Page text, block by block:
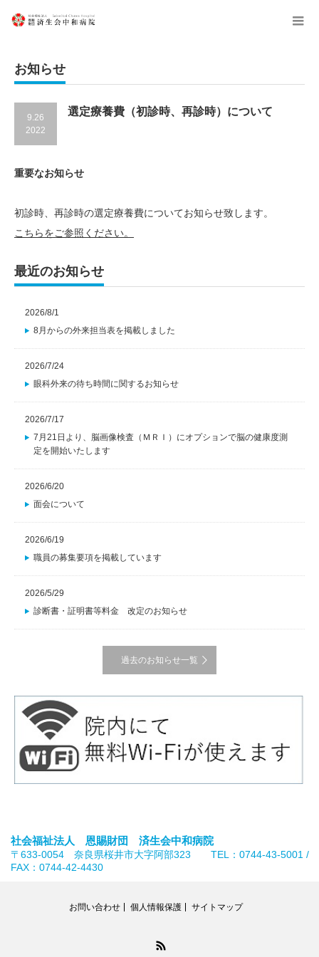
menu
お知らせ
9.26
2022
選定療養費（初診時、再診時）について
重要なお知らせ
初診時、再診時の選定療養費についてお知らせ致します。
こちらをご参照ください。
最近のお知らせ
2026/8/1
8月からの外来担当表を掲載しました
2026/7/24
眼科外来の待ち時間に関するお知らせ
2026/7/17
7月21日より、脳画像検査（ＭＲＩ）にオプションで脳の健康度測
定を開始いたします
2026/6/20
面会について
2026/6/19
職員の募集要項を掲載しています
2026/5/29
診断書・証明書等料金 改定のお知らせ
過去のお知らせ一覧
社会福祉法人 恩賜財団 済生会中和病院
〒633-0054 奈良県桜井市大字阿部323 TEL：0744-43-5001 /
FAX：0744-42-4430
お問い合わせ 個人情報保護 サイトマップ